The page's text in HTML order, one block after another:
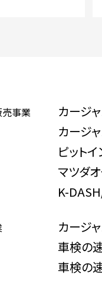
売事業
カージ
カージ
ピット
マツダ
K-
カージ
車検の
車検の